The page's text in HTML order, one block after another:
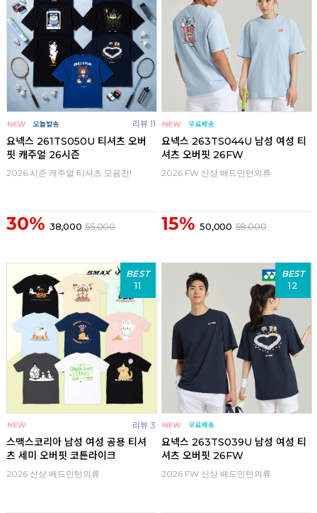
리뷰 11
요넥스 261TS050U 티셔츠 오버
핏 캐주얼 26시즌
2026 시즌 캐주얼 티셔츠 모음전!
30% 38,000 55,000
요넥스 263TS044U 남성 여성 티
셔츠 오버핏 26FW
2026 FW 신상 배드민턴의류
15% 50,000 59,000
BEST
11
리뷰 3
스맥스코리아 남성 여성 공용 티셔
츠 세미 오버핏 코튼라이크
2026 신상 배드민턴의류
BEST
12
요넥스 263TS039U 남성 여성 티
셔츠 오버핏 26FW
2026 FW 신상 배드민턴의류